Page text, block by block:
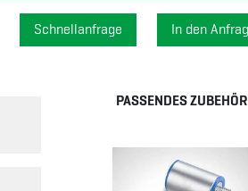
Schnellanfrage
PASSENDES ZUBEHÖR